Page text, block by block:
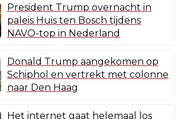
President Trump overnacht in
paleis Huis ten Bosch tijdens
NAVO-top in Nederland
Donald Trump aangekomen op
Schiphol en vertrekt met colonne
naar Den Haag
Het internet gaat helemaal los